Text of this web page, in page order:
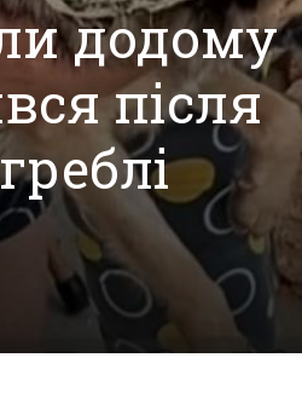
додому
після